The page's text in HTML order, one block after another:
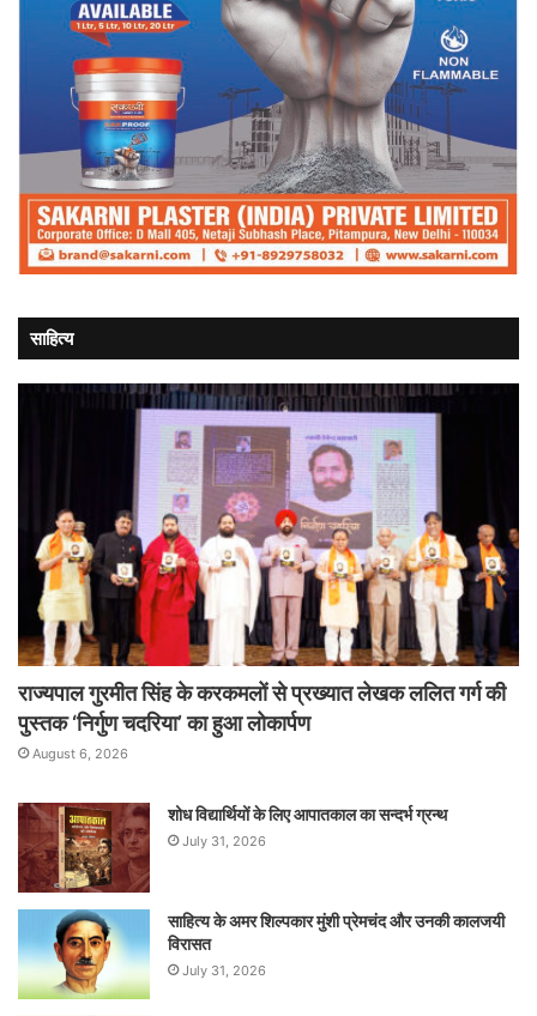
साहित्य
राज्यपाल गुरमीत सिंह के करकमलों से प्रख्यात लेखक ललित गर्ग की
पुस्तक ‘निर्गुण चदरिया’ का हुआ लोकार्पण
August 6, 2026
शोध विद्यार्थियों के लिए आपातकाल का सन्दर्भ ग्रन्थ
July 31, 2026
साहित्य के अमर शिल्पकार मुंशी प्रेमचंद और उनकी कालजयी
विरासत
July 31, 2026